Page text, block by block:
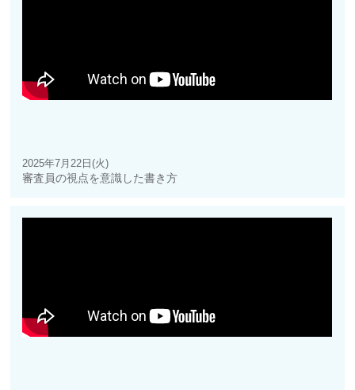
2025年7月22日(火)
審査員の視点を意識した書き方